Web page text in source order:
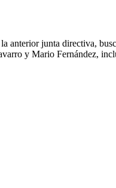
anterior junta directiva,
y Mario Fernández,